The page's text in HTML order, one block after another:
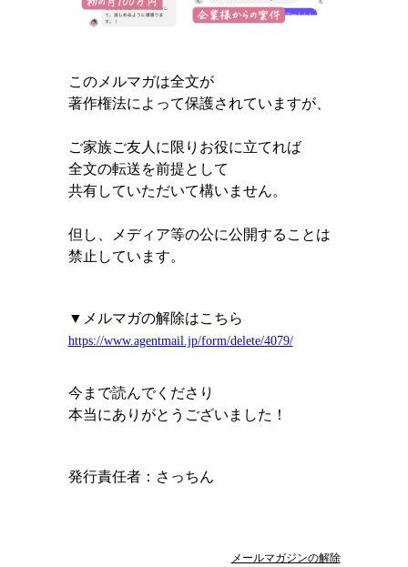
このメルマガは全文が
著作権法によって保護されていますが、
ご家族ご友人に限りお役に立てれば
全文の転送を前提として
共有していただいて構いません。
但し、メディア等の公に公開することは
禁止しています。
▼メルマガの解除はこちら
https://www.agentmail.jp/form/delete/4079/
今まで読んでくださり
本当にありがとうございました！
発行責任者： さっちん
メールマガジンの解除